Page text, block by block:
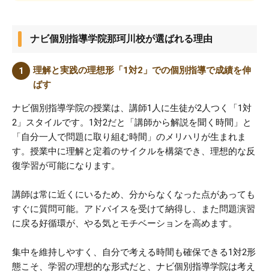
ナビ個別指導学院那珂川校が選ばれる理由
理解と実践の理想形「1対2」での個別指導で成績を伸
ばす
ナビ個別指導学院の授業は、講師1人に生徒が2人つく「1対
2」スタイルです。1対2だと「講師から解説を聞く時間」と
「自分一人で問題に取り組む時間」のメリハリが生まれま
す。授業中に理解と定着のサイクルを構築でき、理想的な反
復学習が可能になります。
講師は常に近くにいるため、分からなくなった点があっても
すぐに質問可能。アドバイスを受けて納得し、また問題演習
に戻る好循環が、やる気とモチベーションを高めます。
集中を維持しやすく、自分で考える時間も確保できる1対2形
態こそ、学習の理想的な形式だと、ナビ個別指導学院は考え